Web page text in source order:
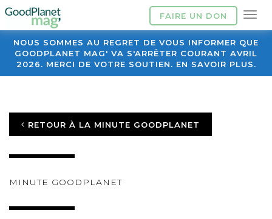
FAIRE UN DON
NOUS SOMMES AU REGRET DE VOUS INFORMER QUE
GOODPLANET MAG' VA S'ARRÊTER COURANT AVRIL
2026. MERCI DE VOTRE SOUTIEN. EN SAVOIR PLUS.
RETOUR À LA MINUTE GOODPLANET
MINUTE GOODPLANET